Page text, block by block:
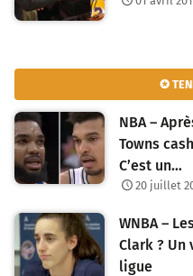
✪
NBA –
Towns
C’est un…
20 juillet
WNBA –
Clark ?
ligue